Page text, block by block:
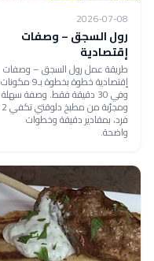
2026-07-08
رول السجق – وصفات
إقتصادية
طريقة عمل رول السجق – وصفات
إقتصادية خطوة بخطوة بـ9 مكونات
وفي 30 دقيقة فقط. وصفة سهلة
ومجرّبة من مطبخ دلوقتي تكفي 2
فرد، بمقادير دقيقة وخطوات
واضحة.